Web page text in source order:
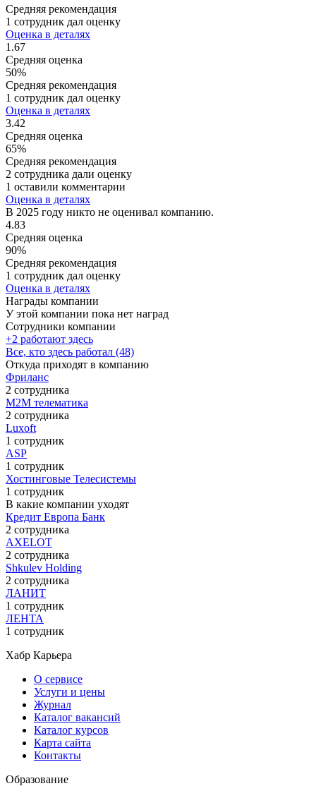
Средняя рекомендация
1 сотрудник дал оценку
Оценка в деталях
1.67
Средняя оценка
50%
Средняя рекомендация
1 сотрудник дал оценку
Оценка в деталях
3.42
Средняя оценка
65%
Средняя рекомендация
2 сотрудника дали оценку
1 оставили комментарии
Оценка в деталях
В 2025 году никто не оценивал компанию.
4.83
Средняя оценка
90%
Средняя рекомендация
1 сотрудник дал оценку
Оценка в деталях
Награды компании
У этой компании пока нет наград
Сотрудники компании
+2 работают здесь
Все, кто здесь работал (48)
Откуда приходят в компанию
Фриланс
2 сотрудника
М2М телематика
2 сотрудника
Luxoft
1 сотрудник
ASP
1 сотрудник
Хостинговые Телесистемы
1 сотрудник
В какие компании уходят
Кредит Европа Банк
2 сотрудника
AXELOT
2 сотрудника
Shkulev Holding
2 сотрудника
ЛАНИТ
1 сотрудник
ЛЕНТА
1 сотрудник
Хабр Карьера
О сервисе
Услуги и цены
Журнал
Каталог вакансий
Каталог курсов
Карта сайта
Контакты
Образование